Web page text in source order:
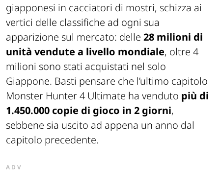
giapponesi in cacciatori di mostri, schizza ai
vertici delle classifiche ad ogni sua
apparizione sul mercato: delle 28 milioni di
unità vendute a livello mondiale, oltre 4
milioni sono stati acquistati nel solo
Giappone. Basti pensare che l’ultimo capitolo
Monster Hunter 4 Ultimate ha venduto più di
1.450.000 copie di gioco in 2 giorni,
sebbene sia uscito ad appena un anno dal
capitolo precedente.
ADV